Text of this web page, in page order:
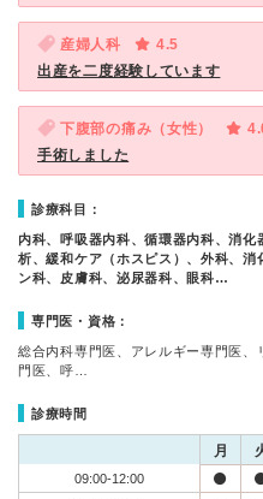
産婦人科
4.5
出産を二度経験しています
下腹部の痛み（女性）
手術しました
診療科目：
内科、呼吸器内科、循環器内科、消
析、緩和ケア（ホスピス）、外科、
ン科、皮膚科、泌尿器科、眼科…
専門医・資格：
総合内科専門医、アレルギー専門医
門医、呼…
診療時間
月
09:00-12:00